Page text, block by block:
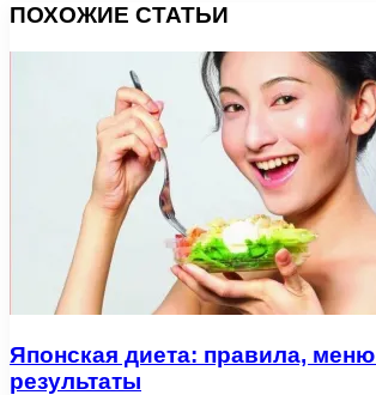
ПОХОЖИЕ СТАТЬИ
Японская диета: правила,
результаты